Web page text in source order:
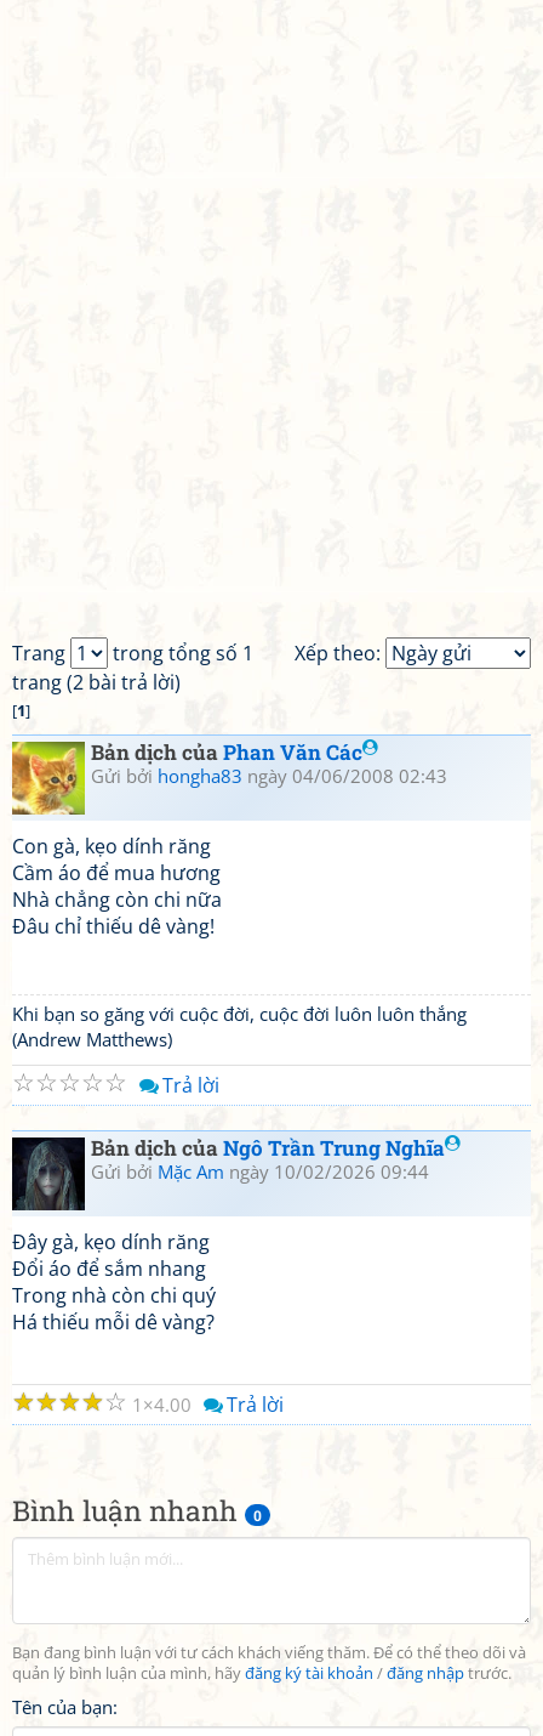
Bình luận nhanh 0
Bạn đang bình luận với tư cách khách viếng thăm. Để có thể theo dõi và
quản lý bình luận của mình, hãyđăng ký tài khoản /đăng nhậptrước.
Tên của bạn:
Xếp theo:
Trang
trong tổng số 1
trang (2 bài trả lời)
[1]
Bản dịch củaPhan Văn Các
Gửi bởi hongha83 ngày 04/06/2008 02:43
Con gà, kẹo dính răng
Cầm áo để mua hương
Nhà chẳng còn chi nữa
Đâu chỉ thiếu dê vàng!
Khi bạn so găng với cuộc đời, cuộc đời luôn luôn thắng
(Andrew Matthews)
☆
☆
☆
☆
☆ Trả lời
Bản dịch củaNgô Trần Trung Nghĩa
Gửi bởi Mặc Am ngày 10/02/2026 09:44
Đây gà, kẹo dính răng
Đổi áo để sắm nhang
Trong nhà còn chi quý
Há thiếu mỗi dê vàng?
☆
☆
☆
☆
☆ 1 4.00 Trả lời